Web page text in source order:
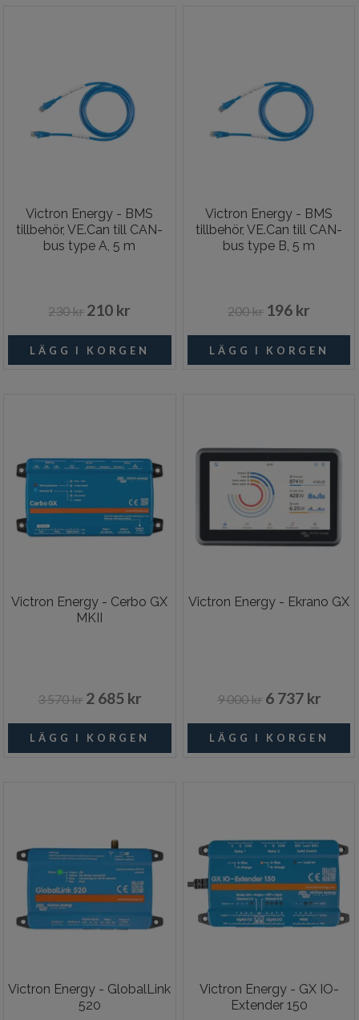
Victron Energy - BMS
tillbehör, VE.Can till CAN-
bus type A, 5 m
230 kr 210 kr
Victron Energy - BMS
tillbehör, VE.Can till CAN-
bus type B, 5 m
200 kr 196 kr
Victron Energy - Cerbo GX
MKII
3 570 kr 2 685 kr
Victron Energy - Ekrano GX
9 000 kr 6 737 kr
Victron Energy - GlobalLink
520
Victron Energy - GX IO-
Extender 150